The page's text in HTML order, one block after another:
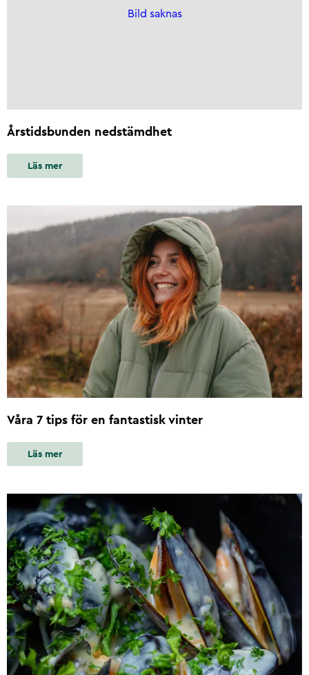
Bild saknas
Årstidsbunden nedstämdhet
Läs mer
Våra 7 tips för en fantastisk vinter
Läs mer